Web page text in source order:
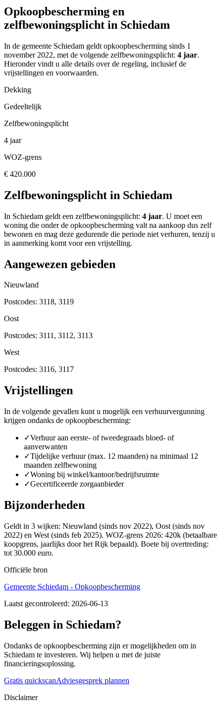
Opkoopbescherming en
zelfbewoningsplicht in Schiedam
In de gemeente Schiedam geldt opkoopbescherming sinds 1
november 2022, met de volgende zelfbewoningsplicht: 4 jaar.
Hieronder vindt u alle details over de regeling, inclusief de
vrijstellingen en voorwaarden.
Dekking
Gedeeltelijk
Zelfbewoningsplicht
4 jaar
WOZ-grens
€ 420.000
Zelfbewoningsplicht in Schiedam
In Schiedam geldt een zelfbewoningsplicht: 4 jaar. U moet een
woning die onder de opkoopbescherming valt na aankoop dus zelf
bewonen en mag deze gedurende die periode niet verhuren, tenzij u
in aanmerking komt voor een vrijstelling.
Aangewezen gebieden
Nieuwland
Postcodes: 3118, 3119
Oost
Postcodes: 3111, 3112, 3113
West
Postcodes: 3116, 3117
Vrijstellingen
In de volgende gevallen kunt u mogelijk een verhuurvergunning
krijgen ondanks de opkoopbescherming:
✓Verhuur aan eerste- of tweedegraads bloed- of
aanverwanten
✓Tijdelijke verhuur (max. 12 maanden) na minimaal 12
maanden zelfbewoning
✓Woning bij winkel/kantoor/bedrijfsruimte
✓Gecertificeerde zorgaanbieder
Bijzonderheden
Geldt in 3 wijken: Nieuwland (sinds nov 2022), Oost (sinds nov
2022) en West (sinds feb 2025). WOZ-grens 2026: 420k (betaalbare
koopgrens, jaarlijks door het Rijk bepaald). Boete bij overtreding:
tot 30.000 euro.
Officiële bron
Gemeente Schiedam - Opkoopbescherming
Laatst gecontroleerd: 2026-06-13
Beleggen in Schiedam?
Ondanks de opkoopbescherming zijn er mogelijkheden om in
Schiedam te investeren. Wij helpen u met de juiste
financieringsoplossing.
Gratis quickscanAdviesgesprek plannen
Disclaimer